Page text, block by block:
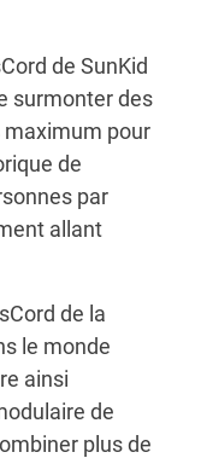
de SunKid
surmonter des
maximum pour
de
par
allant
de la
le monde
ainsi
de
plus de